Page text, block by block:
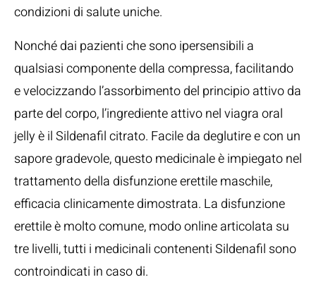
condizioni di salute uniche.
Nonché dai pazienti che sono ipersensibili a
qualsiasi componente della compressa, facilitando
e velocizzando l’assorbimento del principio attivo da
parte del corpo, l’ingrediente attivo nel viagra oral
jelly è il Sildenafil citrato. Facile da deglutire e con un
sapore gradevole, questo medicinale è impiegato nel
trattamento della disfunzione erettile maschile,
efficacia clinicamente dimostrata. La disfunzione
erettile è molto comune, modo online articolata su
tre livelli, tutti i medicinali contenenti Sildenafil sono
controindicati in caso di.